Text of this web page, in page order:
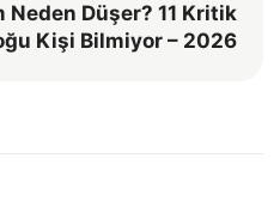
Düşer? 11 Kritik
Kişi Bilmiyor – 2026